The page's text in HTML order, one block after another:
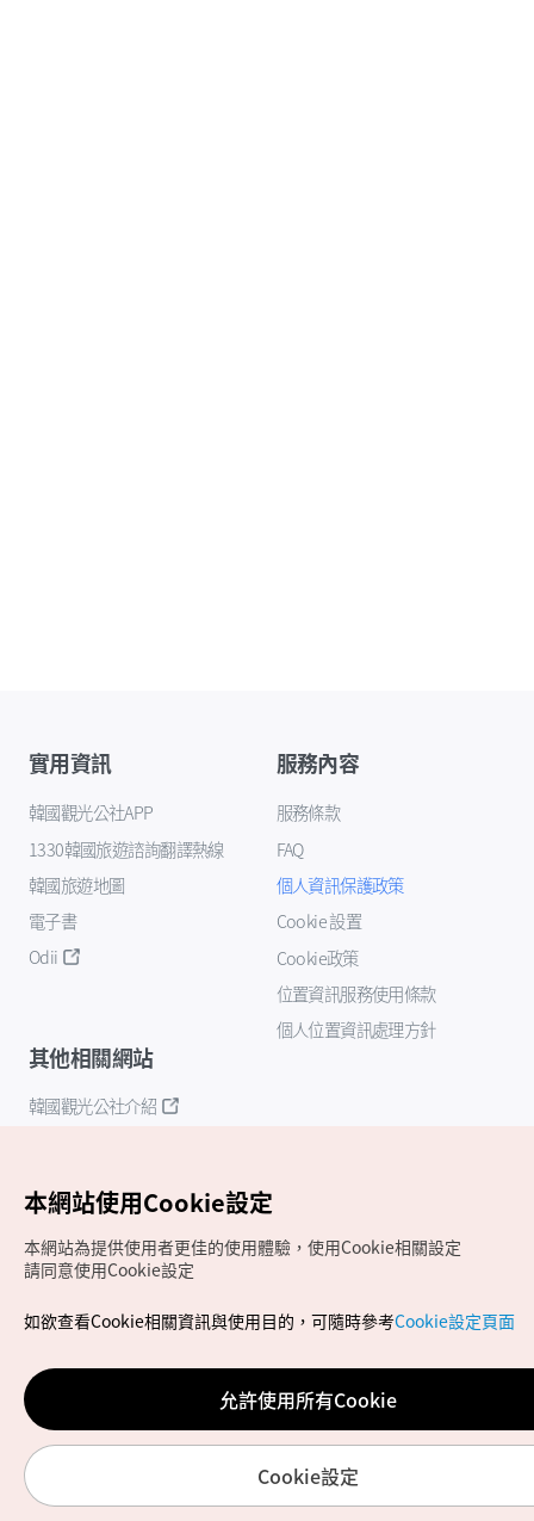
實用資訊
韓國觀光公社APP
1330韓國旅遊諮詢翻譯熱線
韓國旅遊地圖
電子書
Odii
服務內容
服務條款
FAQ
個人資訊保護政策
Cookie 設置
Cookie政策
位置資訊服務使用條款
個人位置資訊處理方針
其他相關網站
韓國觀光公社介紹
Copyrights (c) 韓國觀光公社版權所有
如有相關疑問或建議，歡迎來信至官方信箱
chinese_big5@knto.or.kr
本網站使用Cookie設定
本網站為提供使用者更佳的使用體驗，使用Cookie相關設定
請同意使用Cookie設定
如欲查看Cookie相關資訊與使用目的，可隨時參考Cookie設定頁面
允許使用所有Cookie
Cookie設定